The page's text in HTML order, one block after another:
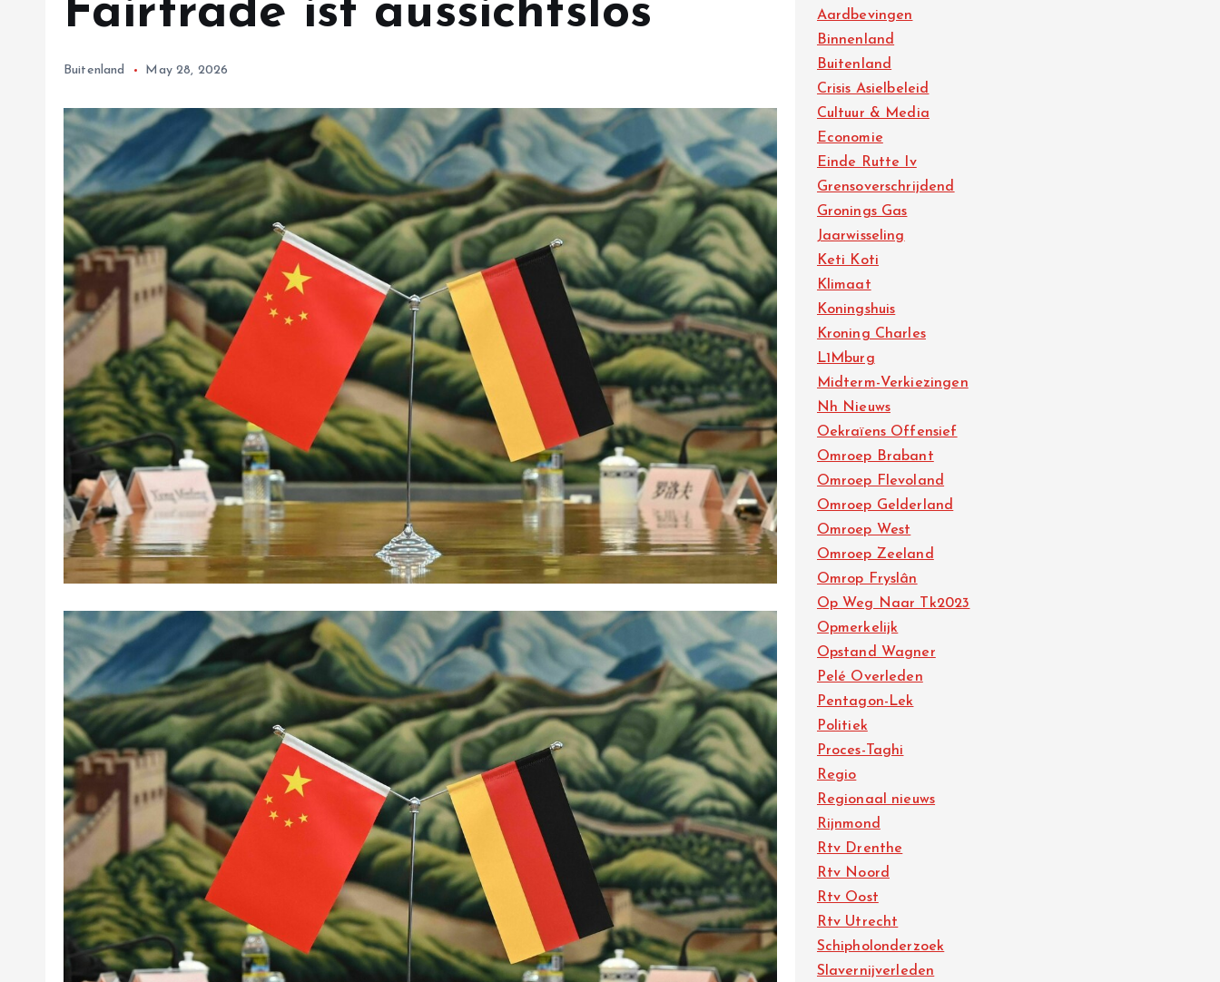
Fairtrade ist aussichtslos
Buitenland May 28, 2026
Aardbevingen
Binnenland
Buitenland
Crisis Asielbeleid
Cultuur & Media
Economie
Einde Rutte Iv
Grensoverschrijdend
Gronings Gas
Jaarwisseling
Keti Koti
Klimaat
Koningshuis
Kroning Charles
L1Mburg
Midterm-Verkiezingen
Nh Nieuws
Oekraïens Offensief
Omroep Brabant
Omroep Flevoland
Omroep Gelderland
Omroep West
Omroep Zeeland
Omrop Fryslân
Op Weg Naar Tk2023
Opmerkelijk
Opstand Wagner
Pelé Overleden
Pentagon-Lek
Politiek
Proces-Taghi
Regio
Regionaal nieuws
Rijnmond
Rtv Drenthe
Rtv Noord
Rtv Oost
Rtv Utrecht
Schipholonderzoek
Slavernijverleden